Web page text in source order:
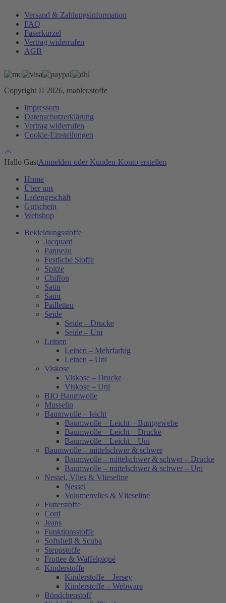
Versand & Zahlungsinformation
FAQ
Faserkürzel
Vertrag widerrufen
AGB
Copyright © 2026, mahler.stoffe
Impressum
Datenschutzerklärung
Vertrag widerrufen
Cookie-Einstellungen
Hallo GastAnmelden oder Kunden-Konto erstellen
Home
Über uns
Ladengeschäft
Gutschein
Webshop
Bekleidungsstoffe
Jacquard
Panneau
Festliche Stoffe
Spitze
Chiffon
Satin
Samt
Pailletten
Seide
Seide – Drucke
Seide – Uni
Leinen
Leinen – Mehrfarbig
Leinen – Uni
Viskose
Viskose – Drucke
Viskose – Uni
BIO Baumwolle
Musselin
Baumwolle – leicht
Baumwolle – Leicht – Buntgewebe
Baumwolle – Leicht – Drucke
Baumwolle – Leicht – Uni
Baumwolle – mittelschwer & schwer
Baumwolle – mittelschwer & schwer – Drucke
Baumwolle – mittelschwer & schwer – Uni
Nessel, Vlies & Vlieseline
Nessel
Volumenvlies & Vlieseline
Futterstoffe
Cord
Jeans
Funktionsstoffe
Softshell & Scuba
Steppstoffe
Frottee & Waffelpiqué
Kinderstoffe
Kinderstoffe – Jersey
Kinderstoffe – Webware
Bündchenstoff